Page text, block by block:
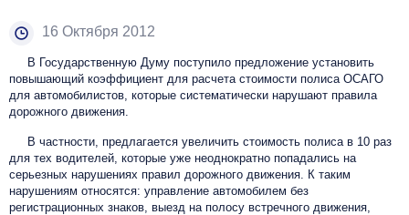
16 Октября 2012
В Государственную Думу поступило предложение установить
повышающий коэффициент для расчета стоимости полиса ОСАГО
для автомобилистов, которые систематически нарушают правила
дорожного движения.
В частности, предлагается увеличить стоимость полиса в 10 раз
для тех водителей, которые уже неоднократно попадались на
серьезных нарушениях правил дорожного движения. К таким
нарушениям относятся: управление автомобилем без
регистрационных знаков, выезд на полосу встречного движения,